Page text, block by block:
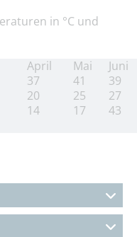
in °C und
April Mai
Juni
37 41
39
20 25
27
14 17 43